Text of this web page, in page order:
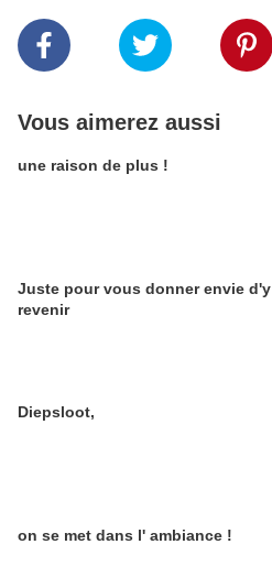
Vous aimerez aussi
une raison de plus !
Juste pour vous donner envie d'y
revenir
Diepsloot,
on se met dans l' ambiance !